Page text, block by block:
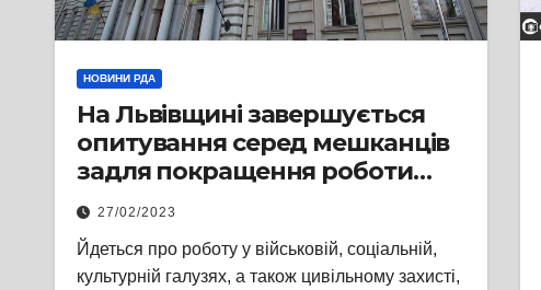
НОВИНИ РДА
На Львівщині завершується
опитування серед мешканців
задля покращення роботи
структурних підрозділів
Львівської ОВА
27/02/2023
Йдеться про роботу у військовій, соціальній,
культурній галузях, а також цивільному захисті,